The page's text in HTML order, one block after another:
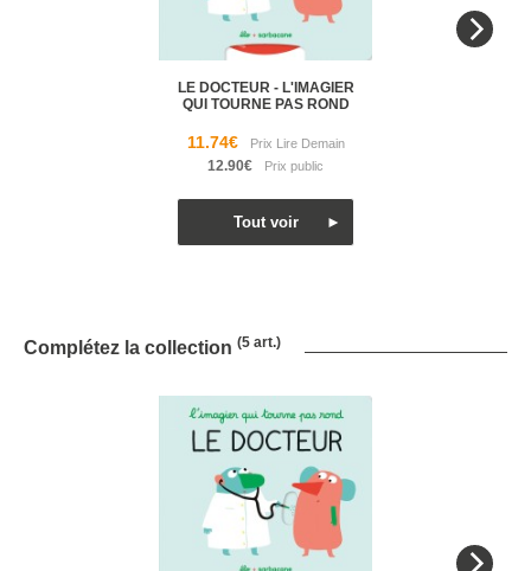
LE DOCTEUR - L'IMAGIER
QUI TOURNE PAS ROND
11.74€
12.90€
Complétez la collection (5 art.)